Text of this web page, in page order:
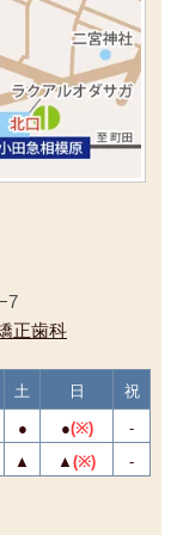
正歯科
土 日 祝
● ●(※)
-
▲ ▲ (※) -